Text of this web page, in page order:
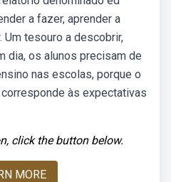
a fazer, aprender a
Um tesouro a descobrir,
dia, os alunos precisam de
nas escolas, porque o
às expectativas
click the button below.
MORE